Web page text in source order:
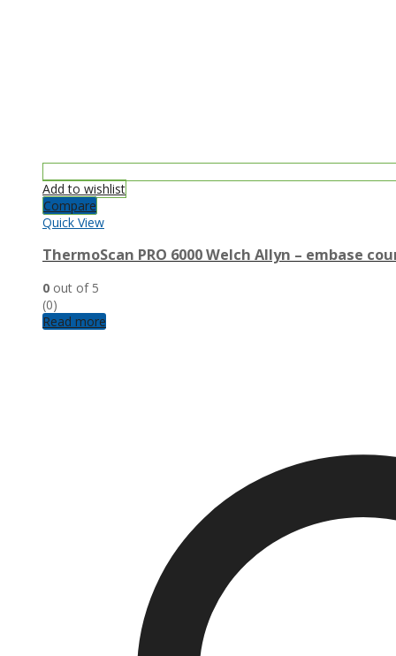
Add to wishlist
Compare
Quick View
ThermoScan PRO 6000 Welch Allyn – embase
0 out of 5
(0)
Read more